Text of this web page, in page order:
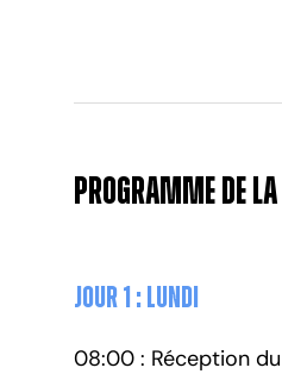
Programme de la
Jour 1 : lundi
08:00 : Réception